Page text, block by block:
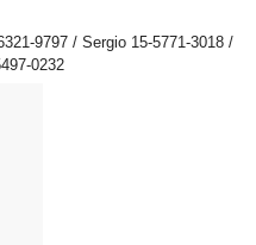
9797 / Sergio 15-5771-3018 /
0232